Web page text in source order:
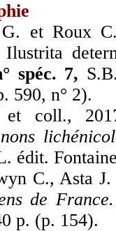
G. et Roux
Ilustrita
spéc. 7,
590, n° 2).
et coll.,
édit.
C., Asta
de
p. (p. 154).